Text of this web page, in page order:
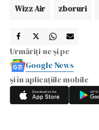
Wizz Air zboruri
Urmăriți-ne și pe
Google News
și în aplicațiile mobile